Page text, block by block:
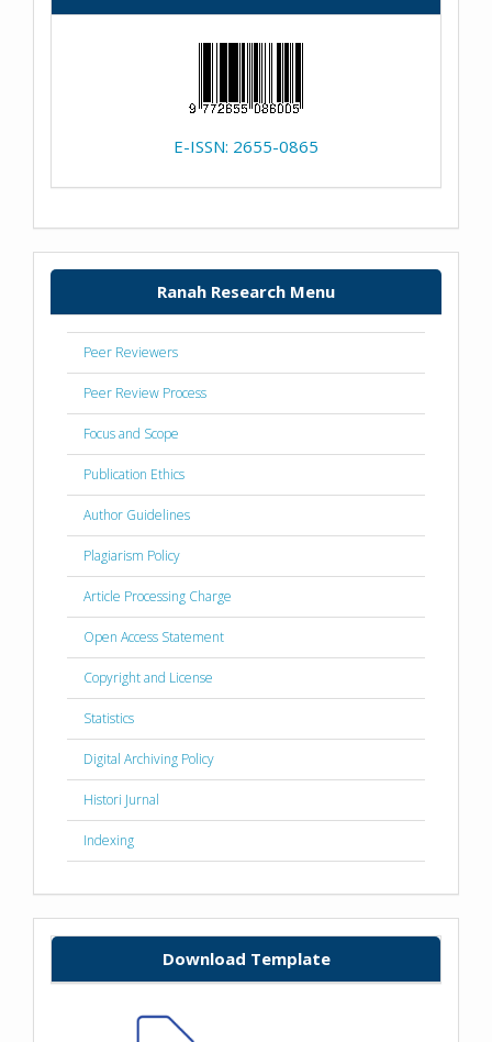
E-ISSN: 2655-0865
Ranah Research Menu
Peer Reviewers
Peer Review Process
Focus and Scope
Publication Ethics
Author Guidelines
Plagiarism Policy
Article Processing Charge
Open Access Statement
Copyright and License
Statistics
Digital Archiving Policy
Histori Jurnal
Indexing
Download Template